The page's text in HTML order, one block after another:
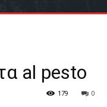
al pesto
0
179